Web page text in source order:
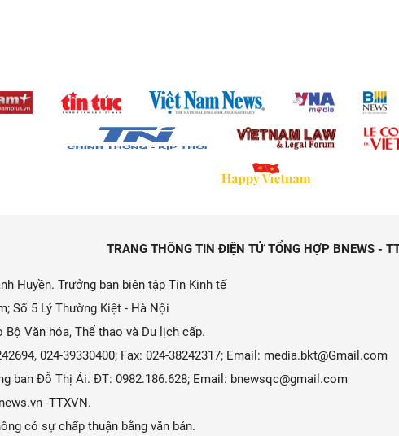
TRANG THÔNG TIN ĐIỆN TỬ TỔNG HỢP BNEWS -
Huyền. Trưởng ban biên tập Tin Kinh tế
Số 5 Lý Thường Kiệt - Hà Nội
Văn hóa, Thể thao và Du lịch cấp.
024-39330400; Fax: 024-38242317; Email: media.bkt@Gmail.com
ban Đỗ Thị Ái. ĐT: 0982.186.628; Email: bnewsqc@gmail.com
-TTXVN.
có sự chấp thuận bằng văn bản.